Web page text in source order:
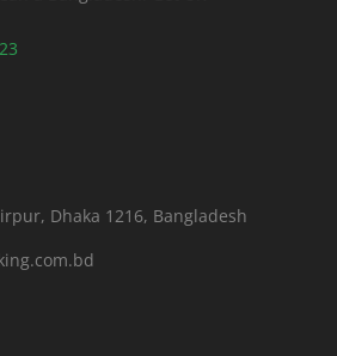
Dhaka 1216, Bangladesh